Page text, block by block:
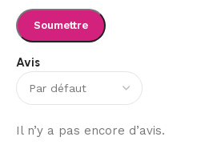
Avis
Il n’y a pas encore d’avis.